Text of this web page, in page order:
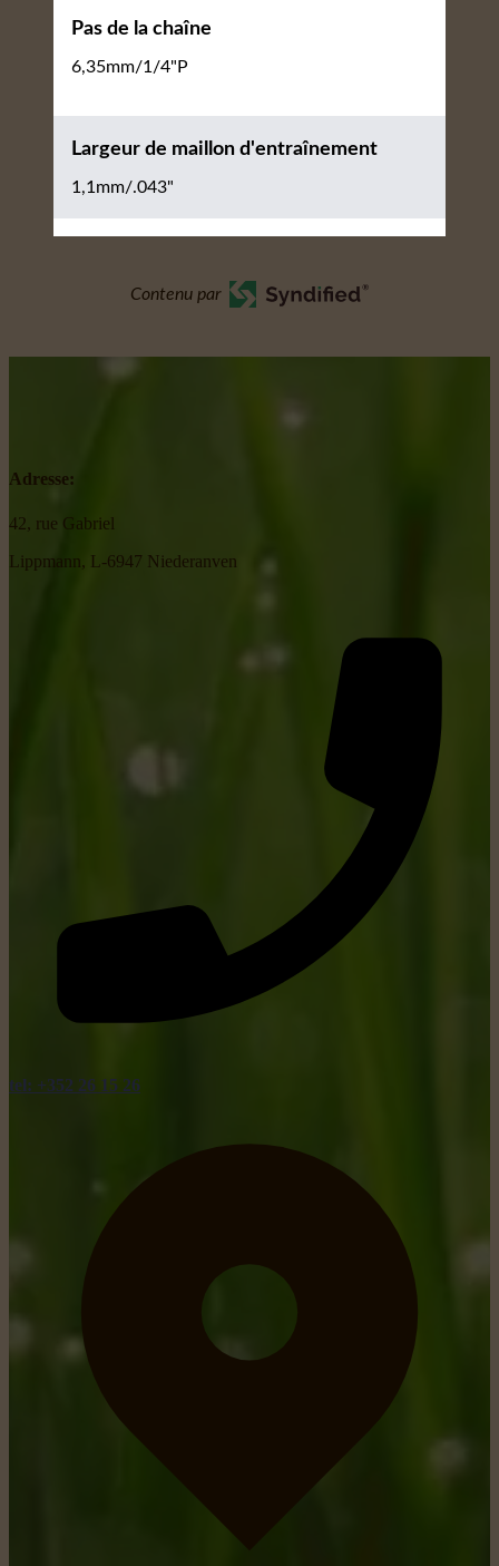
Pas de la chaîne
6,35mm/1/4"P
Largeur de maillon d'entraînement
1,1mm/.043"
Contenu par
Adresse:
42, rue Gabriel
Lippmann, L-6947 Niederanven
tel: +352 26 15 26